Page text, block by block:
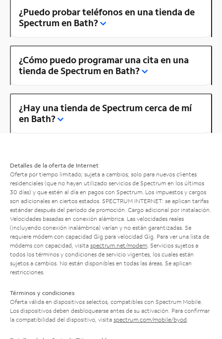
¿Puedo probar teléfonos en una tienda de
Spectrum en Bath?
¿Cómo puedo programar una cita en una
tienda de Spectrum en Bath?
¿Hay una tienda de Spectrum cerca de mí
en Bath?
Detalles de la oferta de Internet
Oferta por tiempo limitado; sujeta a cambios; solo para nuevos clientes
residenciales (que no hayan utilizado servicios de Spectrum en los últimos
30 días) y que estén al día en pagos con Spectrum. Los impuestos y cargos
son adicionales en ciertos estados. SPECTRUM INTERNET: se aplican tarifas
estándar después del período de promoción. Cargo adicional por instalación.
Velocidades basadas en conexión alámbrica. Las velocidades reales
(incluyendo conexión inalámbrica) varían y no están garantizadas. Se
requiere módem con capacidad Gig para velocidad Gig. Para ver una lista de
módems con capacidad, visita spectrum.net/modem . Servicios sujetos a
todos los términos y condiciones de servicio vigentes, los cuales están
sujetos a cambios. No están disponibles en todas las áreas. Se aplican
restricciones.
Términos y condiciones
Oferta válida en dispositivos selectos, compatibles con Spectrum Mobile.
Los dispositivos deben desbloquearse antes de su activación. Para confirmar
la compatibilidad del dispositivo, visita spectrum.com/mobile/byod